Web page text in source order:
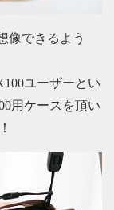
像できるよう
ユーザーとい
用ケースを頂い